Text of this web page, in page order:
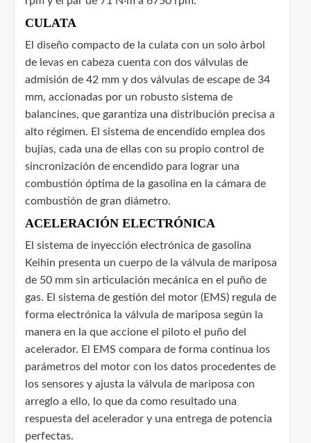
CULATA
El diseño compacto de la culata con un solo árbol
de levas en cabeza cuenta con dos válvulas de
admisión de 42 mm y dos válvulas de escape de 34
mm, accionadas por un robusto sistema de
balancines, que garantiza una distribución precisa a
alto régimen. El sistema de encendido emplea dos
bujías, cada una de ellas con su propio control de
sincronización de encendido para lograr una
combustión óptima de la gasolina en la cámara de
combustión de gran diámetro.
ACELERACIÓN ELECTRÓNICA
El sistema de inyección electrónica de gasolina
Keihin presenta un cuerpo de la válvula de mariposa
de 50 mm sin articulación mecánica en el puño de
gas. El sistema de gestión del motor (EMS) regula de
forma electrónica la válvula de mariposa según la
manera en la que accione el piloto el puño del
acelerador. El EMS compara de forma continua los
parámetros del motor con los datos procedentes de
los sensores y ajusta la válvula de mariposa con
arreglo a ello, lo que da como resultado una
respuesta del acelerador y una entrega de potencia
perfectas.